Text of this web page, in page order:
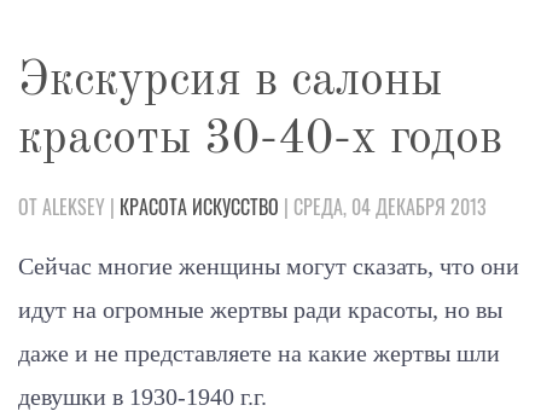
Экскурсия в салоны
красоты 30-40-х годов
ОТ ALEKSEY | КРАСОТА ИСКУССТВО | СРЕДА, 04 ДЕКАБРЯ 2013
Сейчас многие женщины могут сказать, что они
идут на огромные жертвы ради красоты, но вы
даже и не представляете на какие жертвы шли
девушки в 1930-1940 г.г.